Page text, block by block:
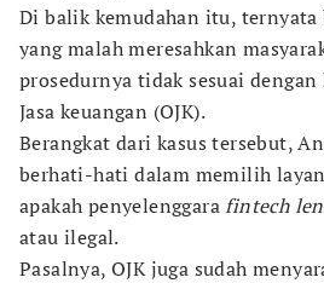
Di balik kemudahan itu, ternyata
yang malah meresahkan
prosedurnya tidak sesuai
Jasa keuangan (OJK).
Berangkat dari kasus tersebut,
berhati-hati dalam memilih
apakah penyelenggarafintech
atau ilegal.
Pasalnya, OJK juga sudah